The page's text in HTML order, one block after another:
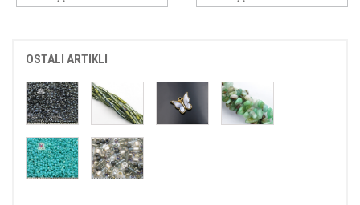
OSTALI ARTIKLI